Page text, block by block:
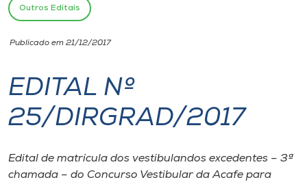
Unoesc
Internacionalização
I.nova
Diplomados
Outros Editais
Publicado em 21/12/2017
EDITAL Nº
25/DIRGRAD/2017
Edital de matrícula dos vestibulandos excedentes – 3ª
chamada – do Concurso Vestibular da Acafe para